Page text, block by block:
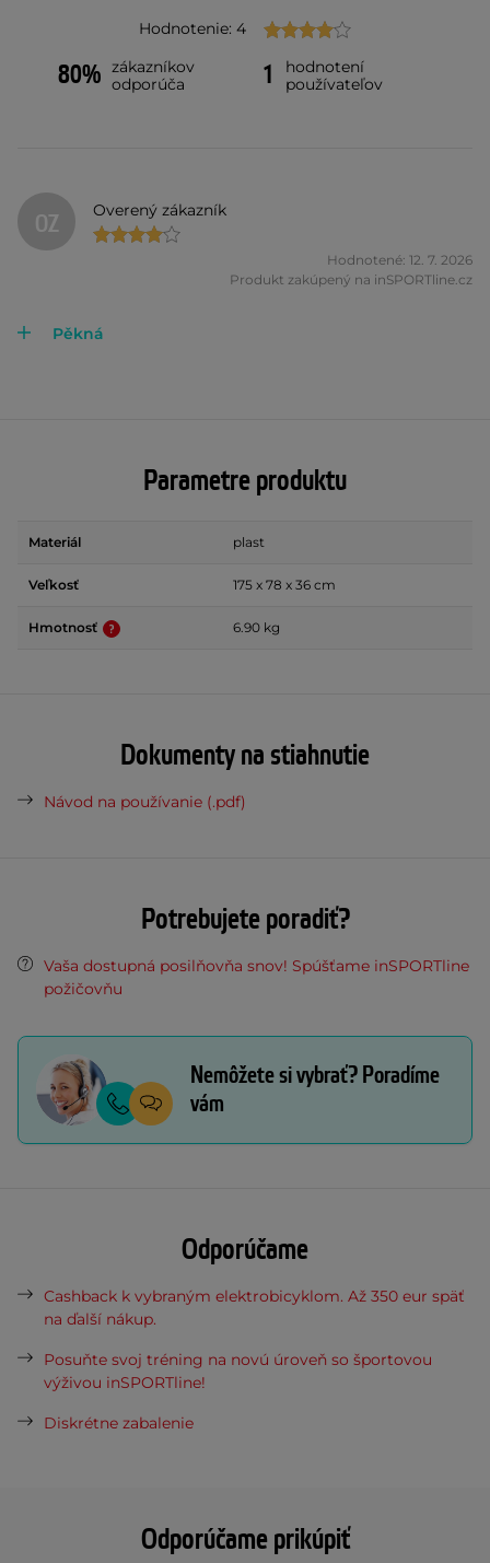
Odporúčame prikúpiť
Hodnotenie: 4
80% zákazníkov
odporúča
1
hodnotení
používateľov
OZ Overený zákazník
Hodnotené: 12. 7. 2026
Produkt zakúpený na inSPORTline.cz
Pěkná
Parametre produktu
Materiál plast
Veľkosť 175 x 78 x 36 cm
Hmotnosť 6.90 kg
Dokumenty na stiahnutie
Návod na používanie (.pdf)
Potrebujete poradiť?
Vaša dostupná posilňovňa snov! Spúšťame inSPORTline
požičovňu
Nemôžete si vybrať? Poradíme
vám
Odporúčame
Cashback k vybraným elektrobicyklom. Až 350 eur späť
na ďalší nákup.
Posuňte svoj tréning na novú úroveň so športovou
výživou inSPORTline!
Diskrétne zabalenie